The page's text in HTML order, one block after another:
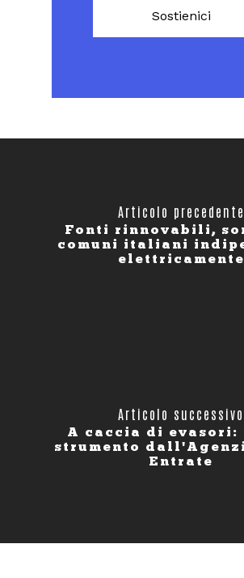
Sostienici
Articolo precedente
Fonti rinnovabili,
comuni italiani
elettricamente
Articolo successivo
A caccia di evasori:
strumento
Entrate